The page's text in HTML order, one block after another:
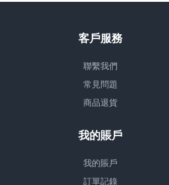
客戶服務
聯繫我們
常見問題
商品退貨
我的賬戶
我的賬戶
訂單記錄